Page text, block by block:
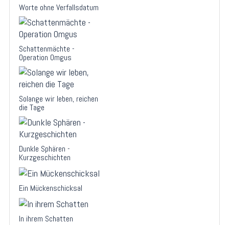
Worte ohne Verfallsdatum
Schattenmächte -
Operation Omgus
Solange wir leben, reichen
die Tage
Dunkle Sphären -
Kurzgeschichten
Ein Mückenschicksal
In ihrem Schatten